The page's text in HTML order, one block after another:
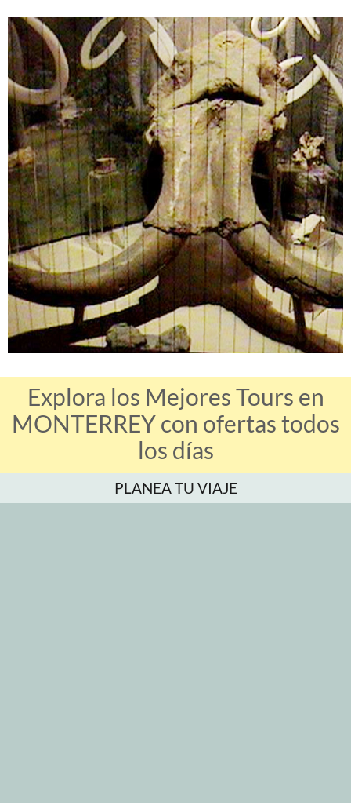
Explora los Mejores Tours en
MONTERREY con ofertas todos
los días
PLANEA TU VIAJE